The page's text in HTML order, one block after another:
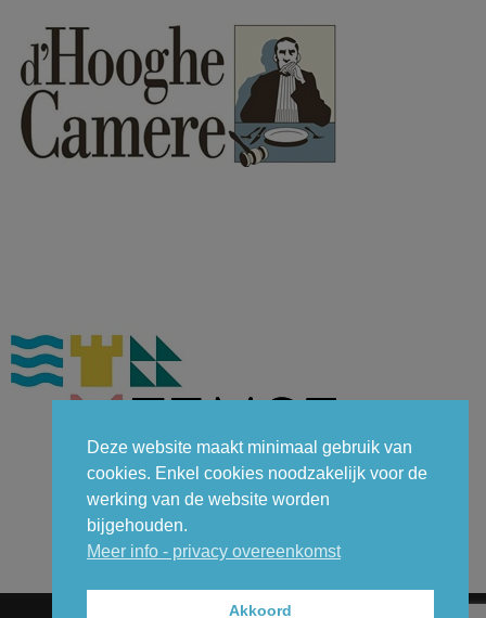
Deze website maakt minimaal gebruik van
cookies. Enkel cookies noodzakelijk voor de
werking van de website worden
bijgehouden.
Meer info - privacy overeenkomst
Akkoord